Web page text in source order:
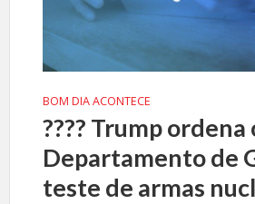
BOM DIA ACONTECE
????️ Trump
Departamento de
teste de armas